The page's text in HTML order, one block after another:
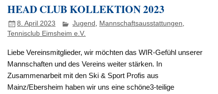
HEAD CLUB KOLLEKTION 2023
8. April 2023 Jugend , Mannschaftsausstattungen,
Tennisclub Eimsheim e.V.
Liebe Vereinsmitglieder, wir möchten das WIR-Gefühl unserer
Mannschaften und des Vereins weiter stärken. In
Zusammenarbeit mit den Ski & Sport Profis aus
Mainz/Ebersheim haben wir uns eine schöne3-teilige